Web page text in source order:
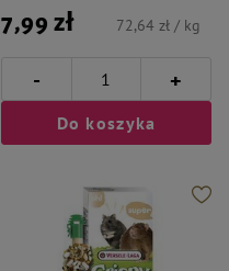
7,99 zł 72,64 zł / kg
- +
Do koszyka